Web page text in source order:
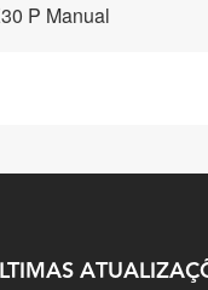
P Manual